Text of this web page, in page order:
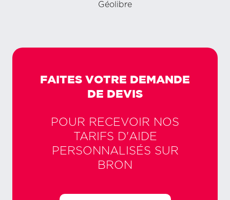
Géolibre
FAITES VOTRE DEMANDE
DE DEVIS
POUR RECEVOIR NOS
TARIFS D'AIDE
PERSONNALISÉS SUR
BRON